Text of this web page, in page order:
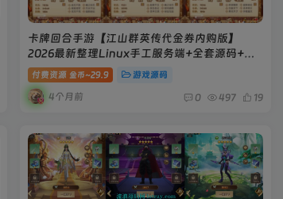
卡牌回合手游【江山群英传代金券内购版】
2026最新整理Linux手工服务端+全套源码+活
动全开+管理后台+GM授权后台+双端+搭建教
程
付费资源 金币~29.9 游戏源码
4个月前 0 497 19